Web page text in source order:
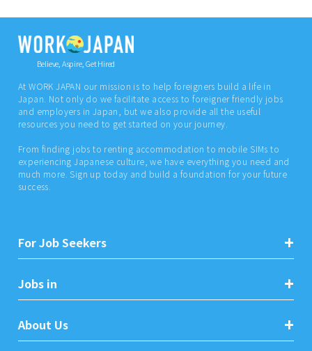
Believe, Aspire, Get Hired
At WORK JAPAN our mission is to help foreigners build a life in
Japan. Not only do we facilitate access to foreigner friendly jobs
and employers in Japan, but we also provide all the useful
resources you need to get started on your journey.
From finding jobs to renting accommodation to mobile SIMs to
experiencing Japanese culture, we have everything you need and
much more. Sign up today and build a foundation for your future
success.
For Job Seekers
Jobs in
About Us